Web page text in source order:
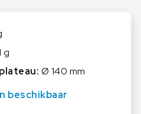
B×D×H
levering inbegrepen
g
Ø 140 mm
beschikbaar